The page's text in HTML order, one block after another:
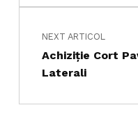
NEXT ARTICOL
Achiziție Cort
Laterali